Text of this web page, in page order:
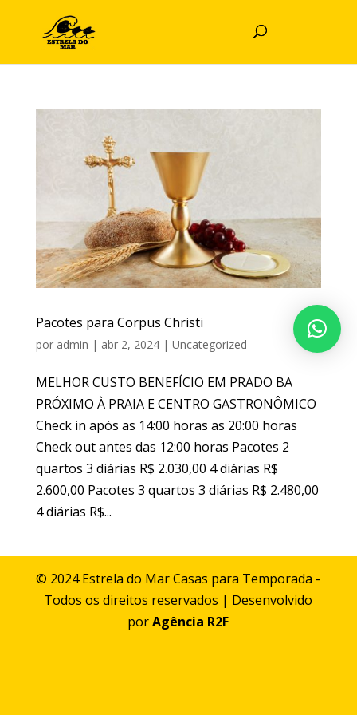
Pacotes para Corpus Christi
por admin | abr 2, 2024| Uncategorized
MELHOR CUSTO BENEFÍCIO EM PRADO BA
PRÓXIMO À PRAIA E CENTRO GASTRONÔMICO
Check in após as 14:00 horas as 20:00 horas
Check out antes das 12:00 horas Pacotes 2
quartos 3 diárias R$ 2.030,00 4 diárias R$
2.600,00 Pacotes 3 quartos 3 diárias R$ 2.480,00
4 diárias R$...
© 2024 Estrela do Mar Casas para Temporada -
Todos os direitos reservados | Desenvolvido
porAgência R2F